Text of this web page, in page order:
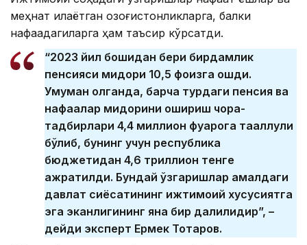
меҳнат қилаётган қозоғистонликларга, балки
нафақадагиларга ҳам таъсир кўрсатди.
“2023 йил бошидан бери бирдамлик
пенсияси миқдори 10,5 фоизга ошди.
Умуман олганда, барча турдаги пенсия ва
нафақалар миқдорини ошириш чора-
тадбирлари 4,4 миллион фуқарога тааллуқли
бўлиб, бунинг учун республика
бюджетидан 4,6 триллион тенге
ажратилди. Бундай ўзгаришлар амалдаги
давлат сиёсатининг ижтимоий хусусиятга
эга эканлигининг яна бир далилидир”, –
дейди эксперт Ермек Тоқтаров.